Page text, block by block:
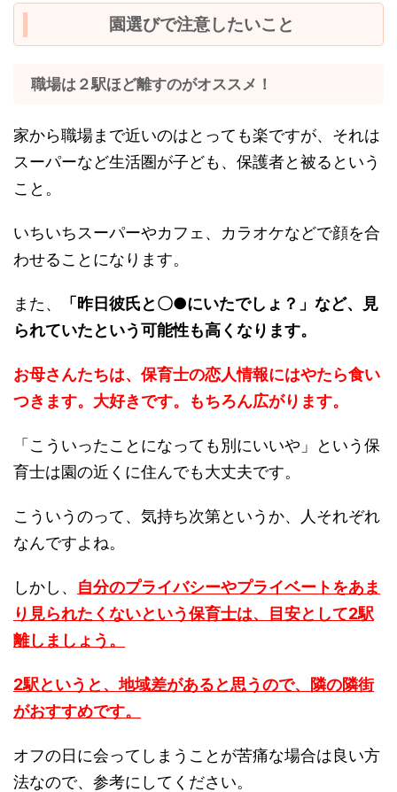
園選びで注意したいこと
職場は２駅ほど離すのがオススメ！
家から職場まで近いのはとっても楽ですが、それは
スーパーなど生活圏が子ども、保護者と被るという
こと。
いちいちスーパーやカフェ、カラオケなどで顔を合
わせることになります。
また、
「昨日彼氏と〇●にいたでしょ？」など、見
られていたという可能性も高くなります。
お母さんたちは、保育士の恋人情報にはやたら食い
つきます。大好きです。もちろん広がります。
「こういったことになっても別にいいや」という保
育士は園の近くに住んでも大丈夫です。
こういうのって、気持ち次第というか、人それぞれ
なんですよね。
しかし、 自分のプライバシーやプライベートをあま
り見られたくないという保育士は、目安として2駅
離しましょう。
2駅というと、地域差があると思うので、隣の隣街
がおすすめです。
オフの日に会ってしまうことが苦痛な場合は良い方
法なので、参考にしてください。